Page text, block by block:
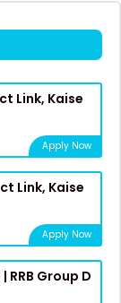
Link, Kaise
Apply Now
Link, Kaise
Apply Now
RRB Group D